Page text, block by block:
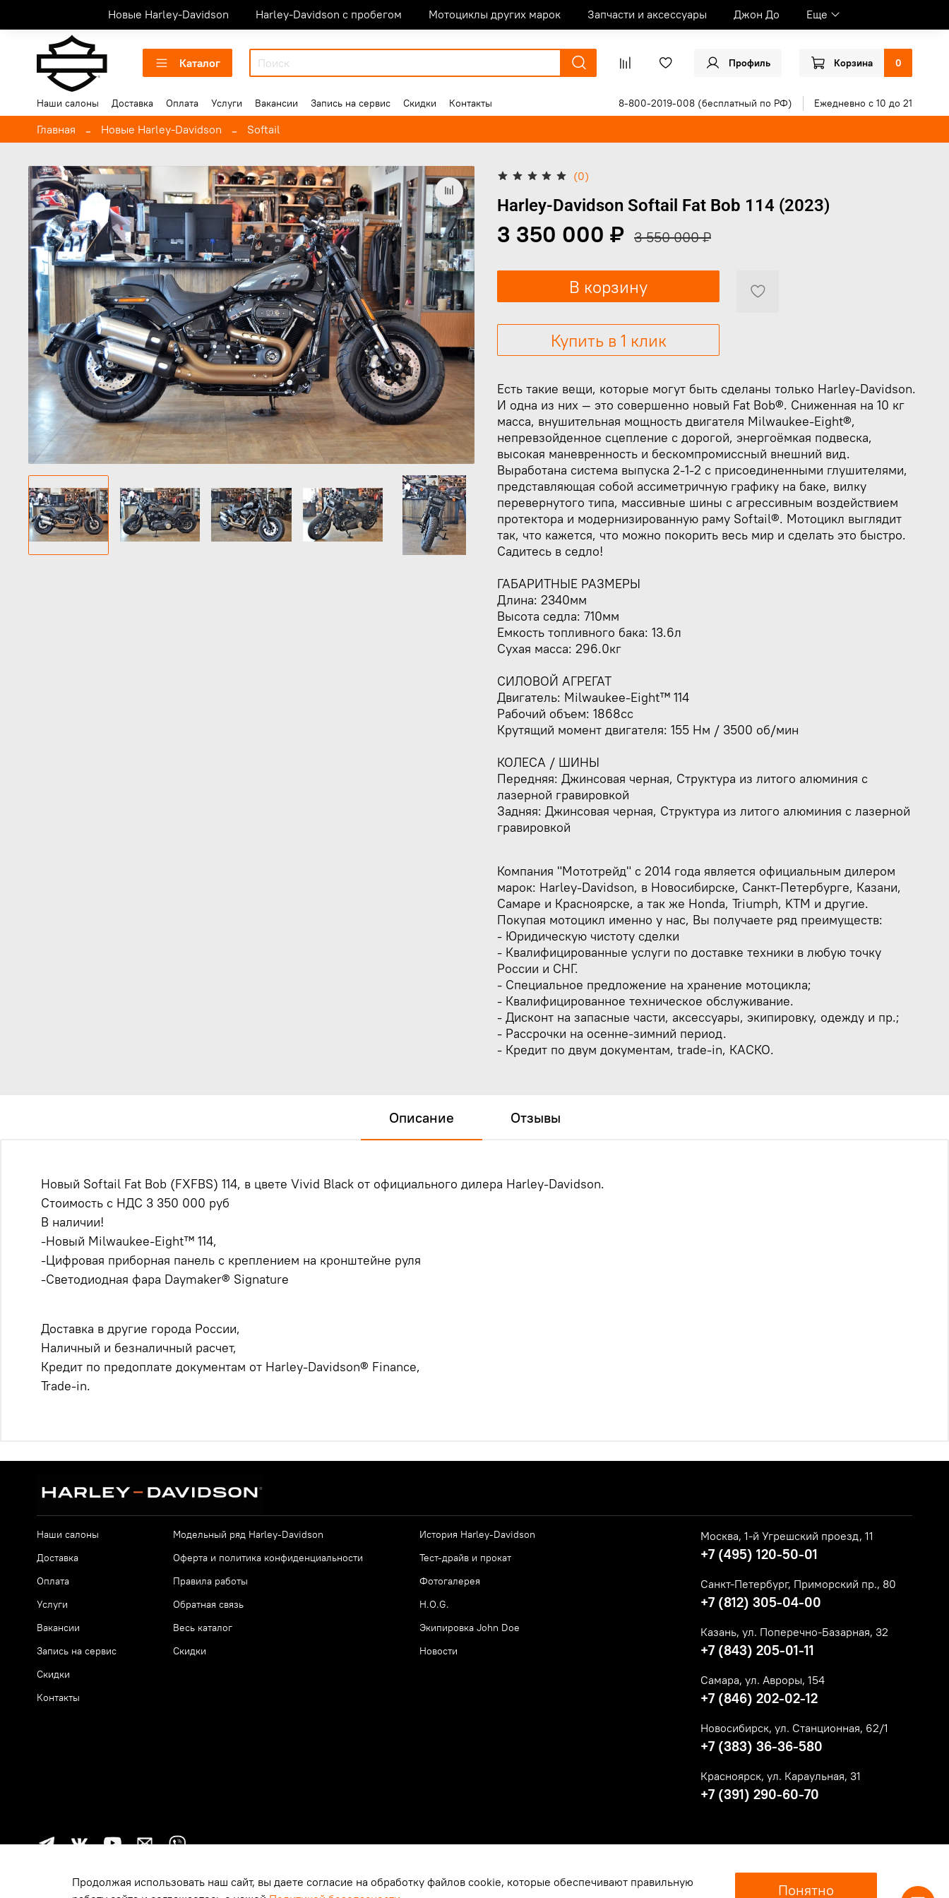
Новые Harley-Davidson Harley-Davidson с пробегом Мотоциклы других марок Запчасти и аксессуары Джон До Еще
Каталог Профиль Корзина 0
Наши салоны Доставка Оплата Услуги Вакансии Запись на сервис Скидки Контакты 8-800-2019-008 (бесплатный по РФ) Ежедневно с 10 до 21
Главная Новые Harley-Davidson Softail
(0)
Harley-Davidson Softail Fat Bob 114 (2023)
3 350 000 ₽ 3 550 000 ₽
В корзину
Купить в 1 клик
Есть такие вещи, которые могут быть сделаны только Harley-Davidson.
И одна из них — это совершенно новый Fat Bob®. Сниженная на 10 кг
масса, внушительная мощность двигателя Milwaukee-Eight®,
непревзойденное сцепление с дорогой, энергоёмкая подвеска,
высокая маневренность и бескомпромиссный внешний вид.
Выработана система выпуска 2-1-2 с присоединенными глушителями,
представляющая собой ассиметричную графику на баке, вилку
перевернутого типа, массивные шины с агрессивным воздействием
протектора и модернизированную раму Softail®. Мотоцикл выглядит
так, что кажется, что можно покорить весь мир и сделать это быстро.
Садитесь в седло!
ГАБАРИТНЫЕ РАЗМЕРЫ
Длина: 2340мм
Высота седла: 710мм
Емкость топливного бака: 13.6л
Сухая масса: 296.0кг
СИЛОВОЙ АГРЕГАТ
Двигатель: Milwaukee-Eight™ 114
Рабочий объем: 1868cc
Крутящий момент двигателя: 155 Нм / 3500 об/мин
КОЛЕСА / ШИНЫ
Передняя: Джинсовая черная, Структура из литого алюминия с
лазерной гравировкой
Задняя: Джинсовая черная, Структура из литого алюминия с лазерной
гравировкой
Компания "Мототрейд" c 2014 года является официальным дилером
марок: Harley-Davidson, в Новосибирске, Санкт-Петербурге, Казани,
Самаре и Красноярске, а так же Honda, Triumph, KTM и другие.
Покупая мотоцикл именно у нас, Вы получаете ряд преимуществ:
- Юридическую чистоту сделки
- Квалифицированные услуги по доставке техники в любую точку
России и СНГ.
- Специальное предложение на хранение мотоцикла;
- Квалифицированное техническое обслуживание.
- Дисконт на запасные части, аксессуары, экипировку, одежду и пр.;
- Рассрочки на осенне-зимний период.
- Кредит по двум документам, trade-in, КАСКО.
Описание Отзывы
Новый Softail Fat Bob (FXFBS) 114, в цвете Vivid Black от официального дилера Harley-Davidson.
Стоимость с НДС 3 350 000 руб
В наличии!
-Новый Milwaukee-Eight™ 114,
-Цифровая приборная панель с креплением на кронштейне руля
-Светодиодная фара Daymaker® Signature
Доставка в другие города России,
Наличный и безналичный расчет,
Кредит по предоплате документам от Harley-Davidson® Finance,
Trade-in.
Наши салоны
Доставка
Оплата
Услуги
Вакансии
Запись на сервис
Скидки
Контакты
Модельный ряд Harley-Davidson
Оферта и политика конфиденциальности
Правила работы
Обратная связь
Весь каталог
Скидки
История Harley-Davidson
Тест-драйв и прокат
Фотогалерея
H.O.G.
Экипировка John Doe
Новости
Москва, 1-й Угрешский проезд, 11
+7 (495) 120-50-01
Санкт-Петербург, Приморский пр., 80
+7 (812) 305-04-00
Казань, ул. Поперечно-Базарная, 32
+7 (843) 205-01-11
Самара, ул. Авроры, 154
+7 (846) 202-02-12
Новосибирск, ул. Станционная, 62/1
+7 (383) 36-36-580
Красноярск, ул. Караульная, 31
+7 (391) 290-60-70
Продолжая использовать наш сайт, вы даете согласие на обработку файлов cookie, которые обеспечивают правильную
Понятно